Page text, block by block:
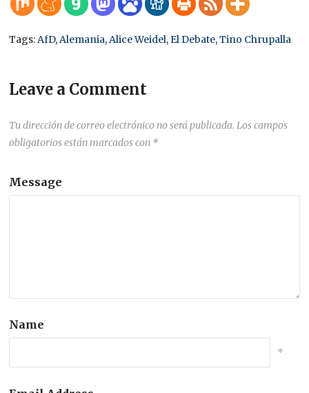
Tags:AfD,Alemania,Alice Weidel,El Debate,Tino Chrupalla
Leave a Comment
Tu dirección de correo electrónico no será publicada. Los campos
obligatorios están marcados con *
Message
Name
*